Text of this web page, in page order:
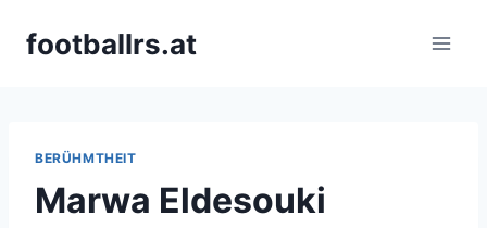
footballrs.at
BERÜHMTHEIT
Marwa Eldesouki